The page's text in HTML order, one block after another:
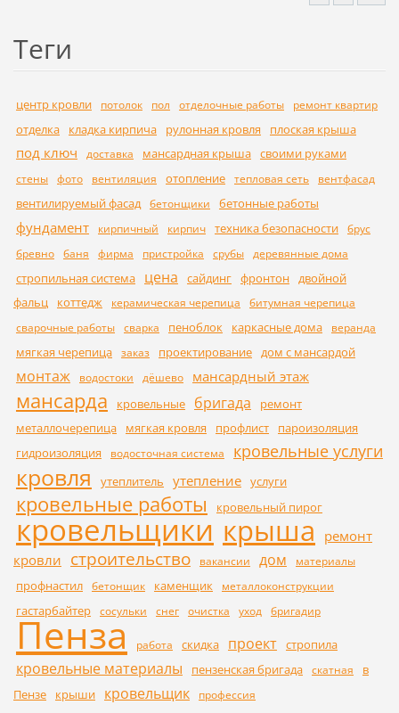
Теги
центр кровли потолок пол отделочные работы ремонт квартир
отделка кладка кирпича рулонная кровля плоская крыша
под ключ доставка мансардная крыша своими руками
стены фото вентиляция отопление тепловая сеть вентфасад
вентилируемый фасад бетонщики бетонные работы
фундамент кирпичный кирпич техника безопасности брус
бревно баня фирма пристройка срубы деревянные дома
стропильная система цена сайдинг фронтон
двойной
фальц
коттедж керамическая черепица
битумная черепица
сварочные работы сварка пеноблок каркасные дома веранда
мягкая черепица заказ проектирование дом с мансардой
монтаж водостоки дёшево мансардный этаж
мансарда кровельные бригада
ремонт
металлочерепица
мягкая кровля профлист
пароизоляция
гидроизоляция
водосточная система кровельные услуги
кровля утеплитель утепление услуги
кровельные работы кровельный пирог
кровельщики крыша
ремонт
кровли строительство вакансии дом материалы
профнастил бетонщик каменщик металлоконструкции
гастарбайтер сосульки снег очистка уход бригадир
Пенза работа скидка проект стропила
кровельные материалы пензенская бригада скатная
в
Пензе
крыши кровельщик профессия